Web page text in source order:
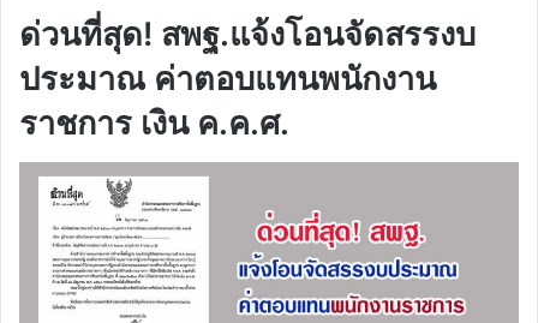
ด่วนที่สุด! สพฐ.แจ้งโอนจัดสรรงบ
ประมาณ ค่าตอบแทนพนักงาน
ราชการ เงิน ค.ค.ศ.